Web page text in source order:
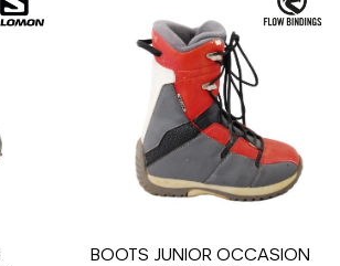
BOOTS JUNIOR OCCASION